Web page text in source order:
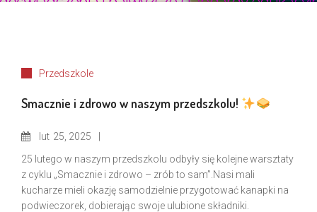
Przedszkole
Smacznie i zdrowo w naszym przedszkolu!
lut 25, 2025
25 lutego w naszym przedszkolu odbyły się kolejne warsztaty
z cyklu „Smacznie i zdrowo – zrób to sam”.Nasi mali
kucharze mieli okazję samodzielnie przygotować kanapki na
podwieczorek, dobierając swoje ulubione składniki.